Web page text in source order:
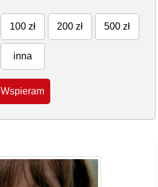
100 zł 200 zł 500 zł
inna
Wspieram